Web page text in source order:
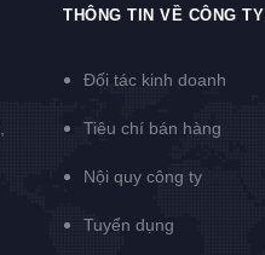
THÔNG TIN VỀ CÔNG TY
Đối tác kinh doanh
Tiêu chí bán hàng
Nội quy công ty
Tuyển dụng